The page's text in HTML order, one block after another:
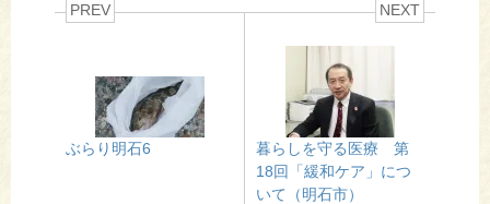
PREV
ぶらり明石6
NEXT
暮らしを守る医療 第
18回「緩和ケア」につ
いて（明石市）